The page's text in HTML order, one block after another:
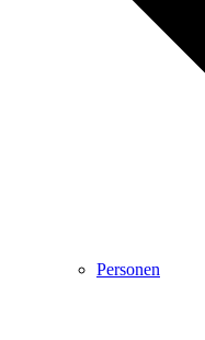
Personen